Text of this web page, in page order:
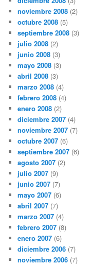
noviembre 2008 (2)
octubre 2008 (5)
septiembre 2008 (3)
julio 2008 (2)
junio 2008 (3)
mayo 2008 (3)
abril 2008 (3)
marzo 2008 (4)
febrero 2008 (4)
enero 2008 (2)
diciembre 2007 (4)
noviembre 2007 (7)
octubre 2007 (6)
septiembre 2007 (6)
agosto 2007 (2)
julio 2007 (9)
junio 2007 (7)
mayo 2007 (6)
abril 2007 (7)
marzo 2007 (4)
febrero 2007 (8)
enero 2007 (6)
diciembre 2006 (7)
noviembre 2006 (7)